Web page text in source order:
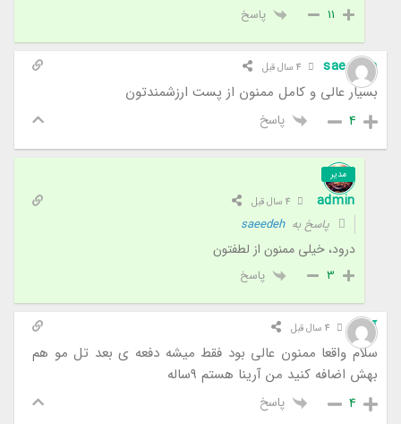
11 پاسخ
saeedeh
بسیار عالی و کامل ممنون از پست ارزشمندتون
4 پاسخ
مدیر
admin
پاسخ بهsaeedeh
درود، خیلی ممنون از لطفتون
3 پاسخ
آرینا
سلام واقعا ممنون عالی بود فقط میشه دفعه ی بعد تل مو هم
بهش اضافه کنید من آرینا هستم ۹ساله
4 پاسخ